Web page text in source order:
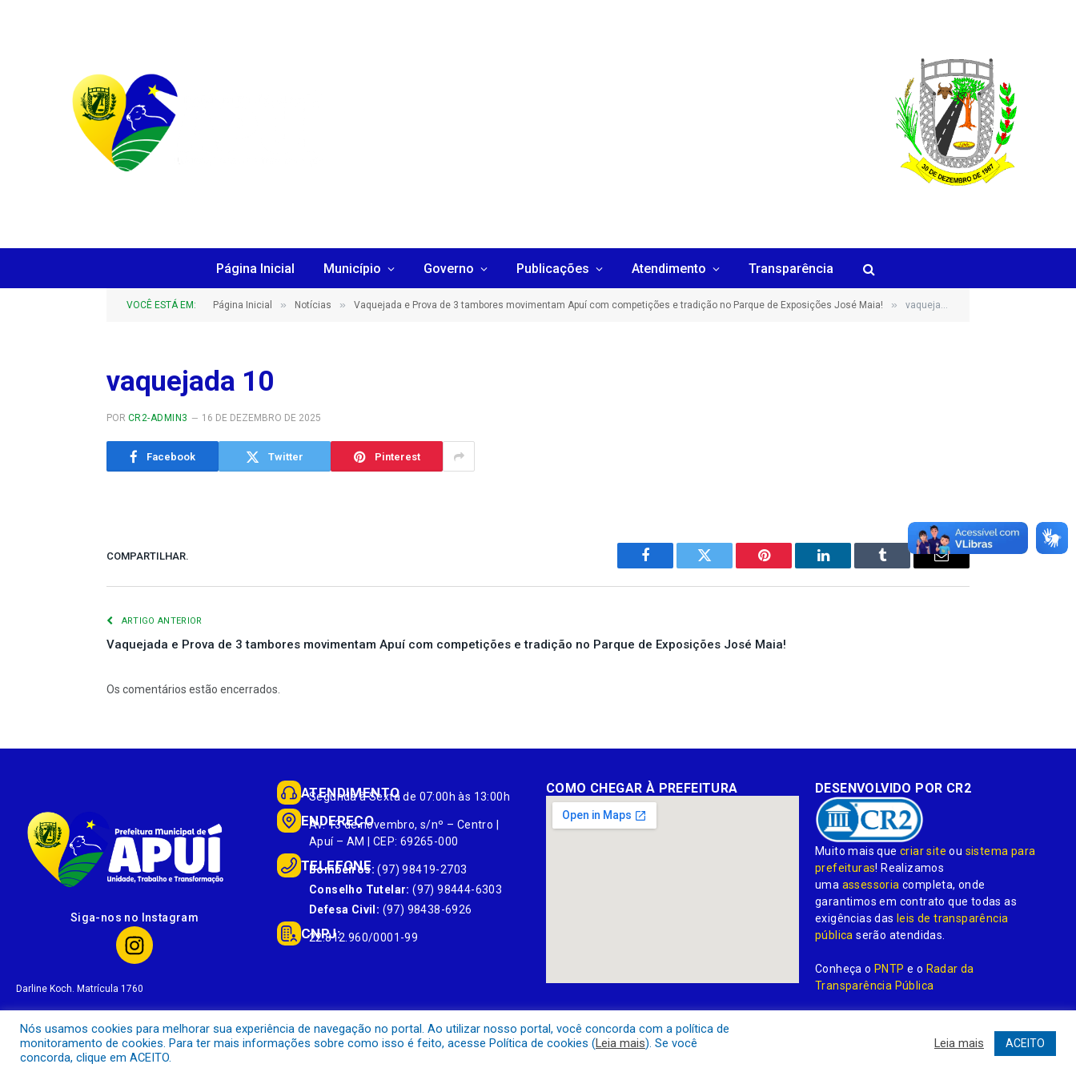
Página Inicial Município Governo Publicações Atendimento Transparência
VOCÊ ESTÁ EM: Página Inicial » Notícias » Vaquejada e Prova de 3 tambores movimentam Apuí com competições e tradição no Parque de Exposições José Maia! » vaquejada 10
vaquejada 10
POR CR2-ADMIN3 16 DE DEZEMBRO DE 2025
Facebook Twitter Pinterest
COMPARTILHAR.
Facebook Twitter Pinterest LinkedIn Tumblr
E-
ARTIGO ANTERIOR
Vaquejada e Prova de 3 tambores movimentam Apuí com competições e tradição no Parque de Exposições José Maia!
Os comentários estão encerrados.
Siga-nos no Instagram
Darline Koch. Matrícula 1760
ATENDIMENTO
Segunda à Sexta de 07:00h às 13:00h
ENDEREÇO
Av. 13 de novembro, s/nº – Centro |
Apuí – AM | CEP: 69265-000
TELEFONE
Bombeiros: (97) 98419-2703
Conselho Tutelar: (97) 98444-6303
Defesa Civil: (97) 98438-6926
CNPJ:
22.812.960/0001-99
COMO CHEGAR À PREFEITURA DESENVOLVIDO POR CR2
Muito mais quecriar site ou sistema para
prefeituras! Realizamos
uma assessoria completa, onde
garantimos em contrato que todas as
exigências dasleis de transparência
pública serão atendidas.
Conheça oPNTP e o Radar da
Transparência Pública
Todos os direitos reservados a
Nós usamos cookies para melhorar sua experiência de navegação no portal. Ao utilizar nosso portal, você concorda com a política de
monitoramento de cookies. Para ter mais informações sobre como isso é feito, acesse Política de cookies (Leia mais). Se você
concorda, clique em ACEITO.
Leia mais ACEITO